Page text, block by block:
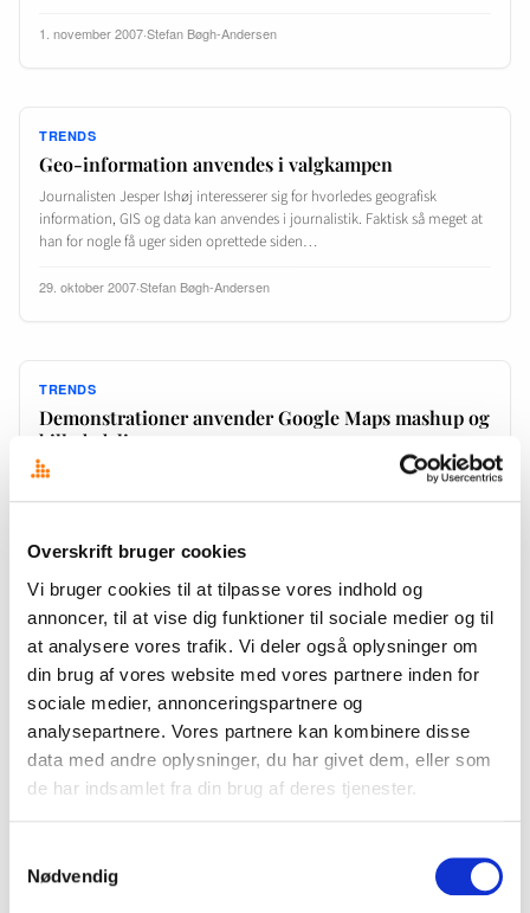
Overskrift bruger cookies
Vi bruger cookies til at tilpasse vores indhold og
annoncer, til at vise dig funktioner til sociale medier og til
at analysere vores trafik. Vi deler også oplysninger om
din brug af vores website med vores partnere inden for
sociale medier, annonceringspartnere og
analysepartnere. Vores partnere kan kombinere disse
data med andre oplysninger, du har givet dem, eller som
de har indsamlet fra din brug af deres tjenester.
Nødvendig
1. november 2007·Stefan Bøgh-Andersen
TRENDS
Geo-information anvendes i valgkampen
Journalisten Jesper Ishøj interesserer sig for hvorledes geografisk
information, GIS og data kan anvendes i journalistik. Faktisk så meget at
han for nogle få uger siden oprettede siden…
29. oktober 2007·Stefan Bøgh-Andersen
TRENDS
Demonstrationer anvender Google Maps mashup og
billed-deling
Så er det jo første tirsdag i oktober og folketinget åbner jo igen for en ny
politisk sæson. Sædvanen tro skulle man næsten mene, er der tillige
2. oktober 2007·Stefan Bøgh-Andersen
TRENDS
Radikale Venstre lancerer Web 2.0 platform,
radikale.net
I forbindelse med Det Radikale Venstres landsmøde – som løber af
stablen her i weekenden d. 15-16. september på Nyborg Strand – har
partiet netop her til morgen…